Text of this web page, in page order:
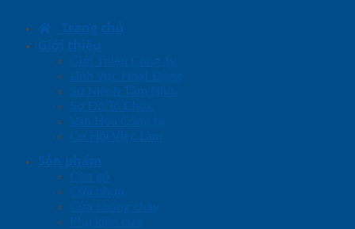
Trang chủ
Giới thiệu
Giới Thiệu Công Ty
Lĩnh Vực Hoạt Động
Sứ Mệnh Tầm Nhìn
Sơ Đồ Tổ Chức
Văn Hóa Công ty
Cơ Hội Việc Làm
Sản phẩm
Cửa gỗ
Cửa nhựa
Cửa chống cháy
Phụ kiện cửa